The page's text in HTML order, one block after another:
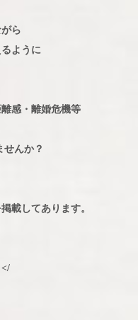
ら
ように
感・離婚危機等
せんか？
載してあります。